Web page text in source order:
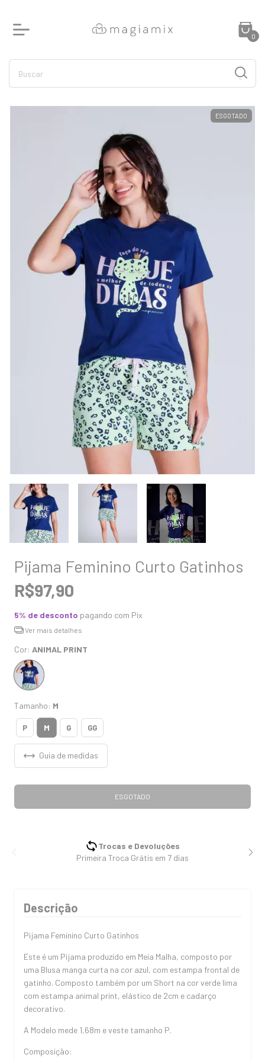
0
ESGOTADO
Pijama Feminino Curto Gatinhos
R$97,90
5% de desconto pagando com Pix
Ver mais detalhes
Cor: ANIMAL PRINT
Tamanho: M
P M G GG
Guia de medidas
Trocas e Devoluções
Primeira Troca Grátis em 7 dias
Descrição
Pijama Feminino Curto Gatinhos
Este é um Pijama produzido em Meia Malha, composto por
uma Blusa manga curta na cor azul, com estampa frontal de
gatinho. Composto também por um Short na cor verde lima
com estampa animal print, elástico de 2cm e cadarço
decorativo.
A Modelo mede 1,68m e veste tamanho P.
Composição: